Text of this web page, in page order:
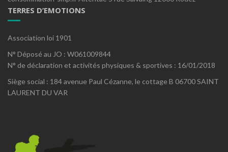
TERRES D’EMOTIONS
Association loi 1901
N° Déposé au JO : W061009844
N° de déclaration et activités physiques & sportives : 16/01/2018
Siège social : 184 avenue Paul Cézanne, le cottage B 06700 SAINT
LAURENT DU VAR